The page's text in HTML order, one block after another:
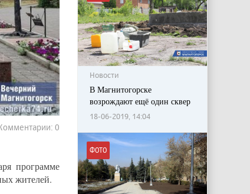
0
программе
жителей.
Новости
В Магнитогорске
возрождают ещё один сквер
18-06-2019, 14:04
ФОТО